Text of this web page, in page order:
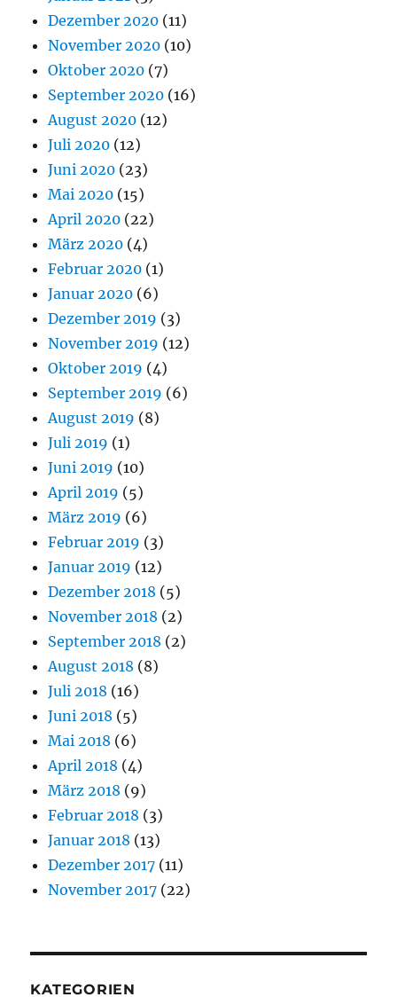
Dezember 2020 (11)
November 2020 (10)
Oktober 2020 (7)
September 2020 (16)
August 2020 (12)
Juli 2020 (12)
Juni 2020 (23)
Mai 2020 (15)
April 2020 (22)
März 2020 (4)
Februar 2020 (1)
Januar 2020 (6)
Dezember 2019 (3)
November 2019 (12)
Oktober 2019 (4)
September 2019 (6)
August 2019 (8)
Juli 2019 (1)
Juni 2019 (10)
April 2019 (5)
März 2019 (6)
Februar 2019 (3)
Januar 2019 (12)
Dezember 2018 (5)
November 2018 (2)
September 2018 (2)
August 2018 (8)
Juli 2018 (16)
Juni 2018 (5)
Mai 2018 (6)
April 2018 (4)
März 2018 (9)
Februar 2018 (3)
Januar 2018 (13)
Dezember 2017 (11)
November 2017 (22)
KATEGORIEN